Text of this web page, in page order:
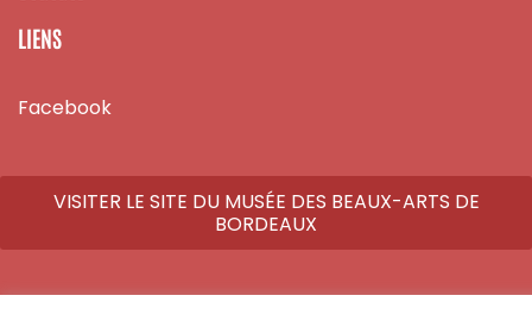
LIENS
Facebook
VISITER LE SITE DU MUSÉE DES BEAUX-ARTS DE
BORDEAUX